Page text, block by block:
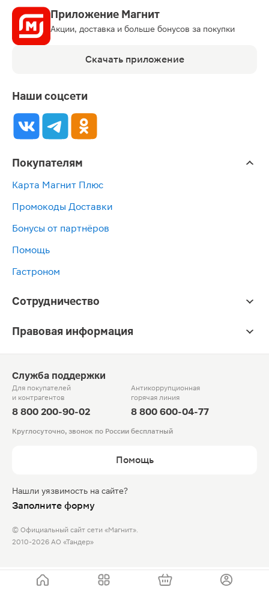
Приложение Магнит
Акции, доставка и больше бонусов за покупки
Скачать приложение
Наши соцсети
Покупателям
Карта Магнит Плюс
Промокоды Доставки
Бонусы от партнёров
Помощь
Гастроном
Сотрудничество
Правовая информация
Служба поддержки
Для покупателей
и контрагентов
8 800 200-90-02
Антикоррупционная
горячая линия
8 800 600-04-77
Круглосуточно, звонок по России бесплатный
Помощь
Нашли уязвимость на сайте?
Заполните форму
© Официальный сайт сети «Магнит».
2010-2026 АО «Тандер»